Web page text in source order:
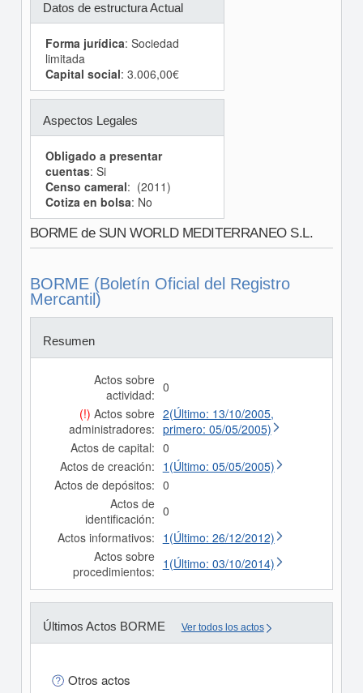
Datos de estructura Actual
Forma jurídica: Sociedad
limitada
Capital social: 3.006,00€
Aspectos Legales
Obligado a presentar
cuentas: Si
Censo cameral: (2011)
Cotiza en bolsa: No
BORME de SUN WORLD MEDITERRANEO S.L.
BORME (Boletín Oficial del Registro
Mercantil)
Resumen
Actos sobre
actividad: 0
(!) Actos sobre
administradores:
2(Último: 13/10/2005,
primero: 05/05/2005)
Actos de capital: 0
Actos de creación: 1(Último: 05/05/2005)
Actos de depósitos: 0
Actos de
identificación: 0
Actos informativos: 1(Último: 26/12/2012)
Actos sobre
procedimientos: 1(Último: 03/10/2014)
Últimos Actos BORME Ver todos los actos
Otros actos